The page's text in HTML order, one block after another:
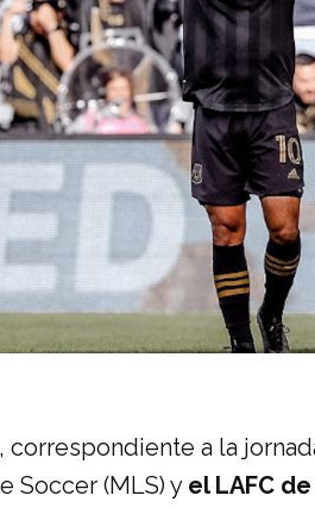
a la
Soccer (MLS) y el LAFC